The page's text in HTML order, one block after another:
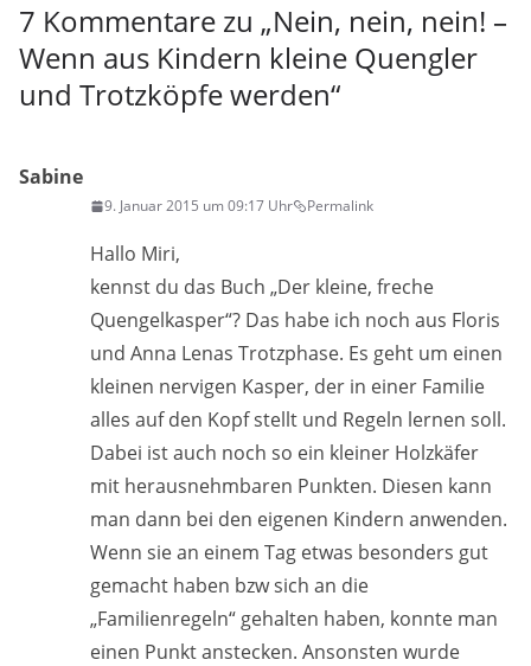
7 Kommentare zu „Nein, nein, nein! –
Wenn aus Kindern kleine Quengler
und Trotzköpfe werden“
Sabine
9. Januar 2015 um 09:17 Uhr Permalink
Hallo Miri,
kennst du das Buch „Der kleine, freche
Quengelkasper“? Das habe ich noch aus Floris
und Anna Lenas Trotzphase. Es geht um einen
kleinen nervigen Kasper, der in einer Familie
alles auf den Kopf stellt und Regeln lernen soll.
Dabei ist auch noch so ein kleiner Holzkäfer
mit herausnehmbaren Punkten. Diesen kann
man dann bei den eigenen Kindern anwenden.
Wenn sie an einem Tag etwas besonders gut
gemacht haben bzw sich an die
„Familienregeln“ gehalten haben, konnte man
einen Punkt anstecken. Ansonsten wurde